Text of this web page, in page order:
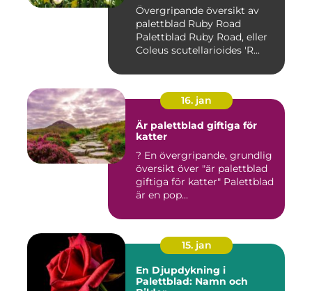
Övergripande översikt av
palettblad Ruby Road
Palettblad Ruby Road, eller
Coleus scutellarioides 'R...
16. jan
Är palettblad giftiga för
katter
? En övergripande, grundlig
översikt över "är palettblad
giftiga för katter" Palettblad
är en pop...
15. jan
En Djupdykning i
Palettblad: Namn och